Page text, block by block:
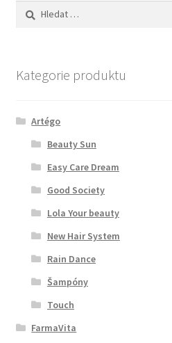
Vyhledávání
Kategorie produktu
Artégo
Beauty Sun
Easy Care Dream
Good Society
Lola Your beauty
New Hair System
Rain Dance
Šampóny
Touch
FarmaVita